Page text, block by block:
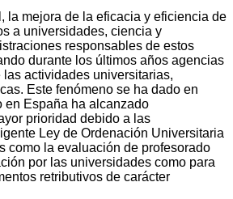
la mejora de la eficacia y eficiencia de
a universidades, ciencia y
responsables de estos
durante los últimos años agencias
actividades universitarias,
Este fenómeno se ha dado en
en España ha alcanzado
prioridad debido a las
Ley de Ordenación Universitaria
como la evaluación de profesorado
por las universidades como para
retributivos de carácter